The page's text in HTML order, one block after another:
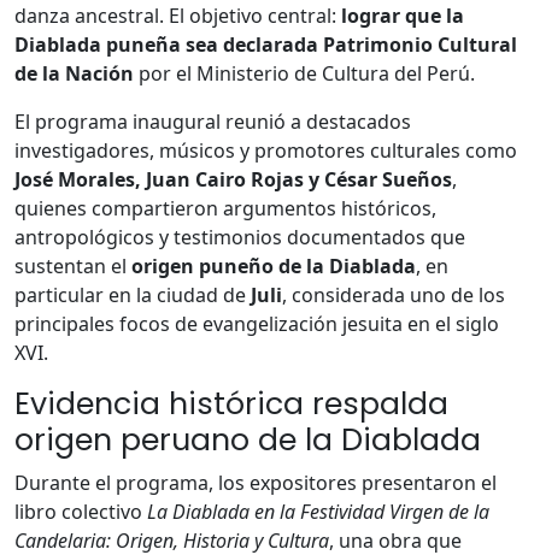
danza ancestral. El objetivo central: lograr que la
Diablada puneña sea declarada Patrimonio Cultural
de la Nación por el Ministerio de Cultura del Perú.
El programa inaugural reunió a destacados
investigadores, músicos y promotores culturales como
José Morales, Juan Cairo Rojas y César Sueños,
quienes compartieron argumentos históricos,
antropológicos y testimonios documentados que
sustentan el origen puneño de la Diablada, en
particular en la ciudad de Juli, considerada uno de los
principales focos de evangelización jesuita en el siglo
XVI.
Evidencia histórica respalda
origen peruano de la Diablada
Durante el programa, los expositores presentaron el
libro colectivo La Diablada en la Festividad Virgen de la
Candelaria: Origen, Historia y Cultura, una obra que